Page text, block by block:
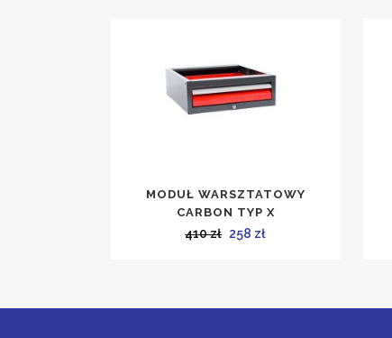
MODUŁ WARSZTATOWY
CARBON TYP X
410zł Pierwotna
258 złAktualna